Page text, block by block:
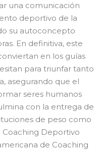
una comunicación
deportivo de la
su autoconcepto
En definitiva, este
en los guías
para triunfar tanto
asegurando que el
seres humanos
con la entrega de
de peso como
Deportivo
de Coaching